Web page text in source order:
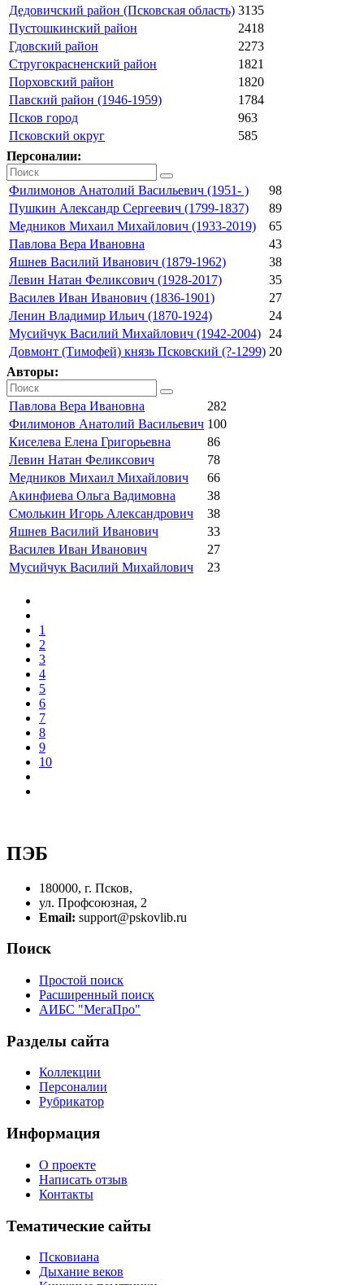
Дедовичский район (Псковская область) 3135
Пустошкинский район
2418
Гдовский район
2273
Стругокрасненский район
1821
Порховский район
1820
Павский район (1946-1959)
1784
Псков город
963
Псковский округ
585
Персоналии:
Филимонов Анатолий Васильевич (1951- )
98
Пушкин Александр Сергеевич (1799-1837)
89
Медников Михаил Михайлович (1933-2019)
65
Павлова Вера Ивановна
43
Яшнев Василий Иванович (1879-1962)
38
Левин Натан Феликсович (1928-2017)
35
Василев Иван Иванович (1836-1901)
27
Ленин Владимир Ильич (1870-1924)
24
Мусийчук Василий Михайлович (1942-2004)
24
Довмонт (Тимофей) князь Псковский (?-1299) 20
Авторы:
Павлова Вера Ивановна
282
Филимонов Анатолий Васильевич 100
Киселева Елена Григорьевна
86
Левин Натан Феликсович
78
Медников Михаил Михайлович
66
Акинфиева Ольга Вадимовна
38
Смолькин Игорь Александрович
38
Яшнев Василий Иванович
33
Василев Иван Иванович
27
Мусийчук Василий Михайлович
23
1
2
3
4
5
6
7
8
9
10
ПЭБ
180000, г. Псков,
ул. Профсоюзная, 2
Email: support@pskovlib.ru
Поиск
Простой поиск
Расширенный поиск
АИБС "МегаПро"
Разделы сайта
Коллекции
Персоналии
Рубрикатор
Информация
О проекте
Написать отзыв
Контакты
Тематические сайты
Псковиана
Дыхание веков